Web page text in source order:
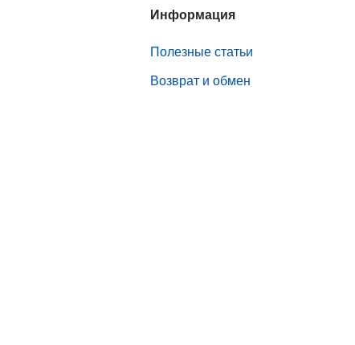
Информация
Полезные статьи
Возврат и обмен